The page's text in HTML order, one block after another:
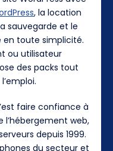
, la location
sauvegarde et le
en toute simplicité.
ou utilisateur
des packs tout
faire confiance à
l’hébergement web,
depuis 1999.
du secteur et